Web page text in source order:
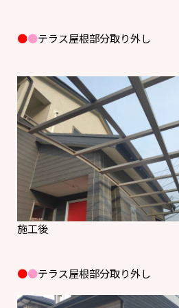
●●テラス屋根部分取り外し
施工後
●●テラス屋根部分取り外し